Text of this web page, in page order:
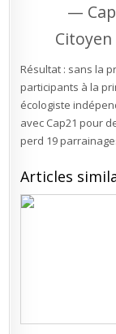
—
Citoyen
Résultat : sans la
participants à la
écologiste
avec Cap21 pour
perd 19
Articles